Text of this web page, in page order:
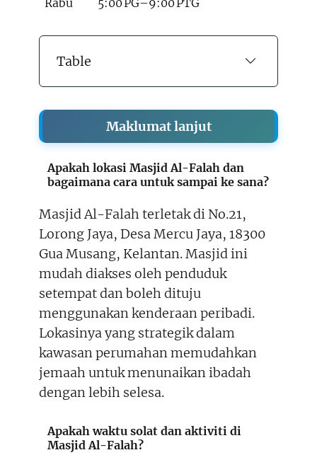
Table
Maklumat lanjut
Apakah lokasi Masjid Al-Falah dan
bagaimana cara untuk sampai ke sana?
Masjid Al-Falah terletak di No.21,
Lorong Jaya, Desa Mercu Jaya, 18300
Gua Musang, Kelantan. Masjid ini
mudah diakses oleh penduduk
setempat dan boleh dituju
menggunakan kenderaan peribadi.
Lokasinya yang strategik dalam
kawasan perumahan memudahkan
jemaah untuk menunaikan ibadah
dengan lebih selesa.
Apakah waktu solat dan aktiviti di
Masjid Al-Falah?